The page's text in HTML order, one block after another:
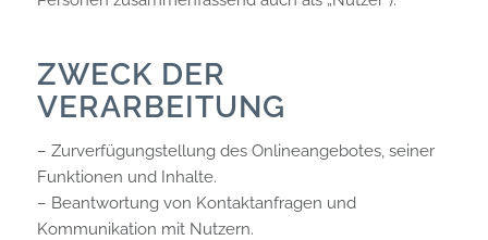
ZWECK DER
VERARBEITUNG
– Zurverfügungstellung des Onlineangebotes, seiner
Funktionen und Inhalte.
– Beantwortung von Kontaktanfragen und
Kommunikation mit Nutzern.